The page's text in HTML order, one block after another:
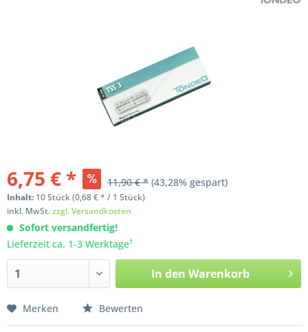
6,75 € * 11,90 € * (43,28% gespart)
Inhalt: 10Stück(0,68 € * / 1 Stück)
inkl. MwSt.zzgl. Versandkosten
Sofort versandfertig!
Lieferzeit ca. 1-3 Werktage†
In den Warenkorb
Merken Bewerten